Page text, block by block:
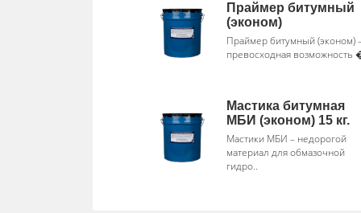
Праймер битумный
(эконом)
Праймер битумный (эконом)
превосходная возможность
Мастика битумная
МБИ (эконом) 15 кг.
Мастики МБИ – недорогой
материал для обмазочной
гидро..